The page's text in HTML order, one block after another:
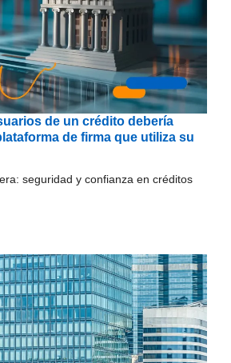
de un crédito debería
de firma que utiliza su
seguridad y confianza en créditos